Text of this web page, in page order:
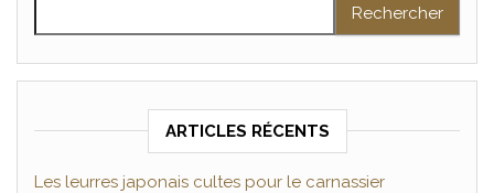
ARTICLES RÉCENTS
Les leurres japonais cultes pour le carnassier